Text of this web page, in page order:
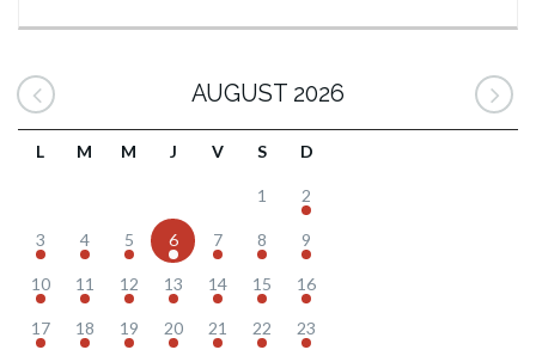
AUGUST 2026
L M M J V S D
1 2
3 4 5 6 7 8 9
10 11 12 13 14 15 16
17 18 19 20 21 22 23